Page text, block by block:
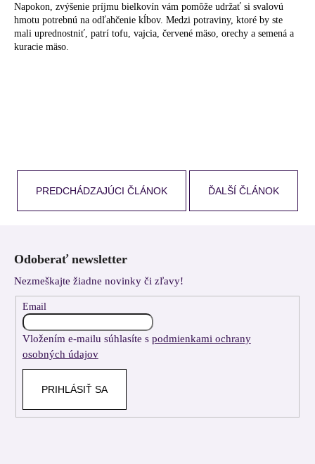
Napokon, zvýšenie príjmu bielkovín vám pomôže udržať si svalovú
hmotu potrebnú na odľahčenie kĺbov. Medzi potraviny, ktoré by ste
mali uprednostniť, patrí tofu, vajcia, červené mäso, orechy a semená a
kuracie mäso.
PREDCHÁDZAJÚCI ČLÁNOK ĎALŠÍ ČLÁNOK
Odoberať newsletter
Nezmeškajte žiadne novinky či zľavy!
Email
Vložením e-mailu súhlasíte s podmienkami ochrany
osobných údajov
PRIHLÁSIŤ SA